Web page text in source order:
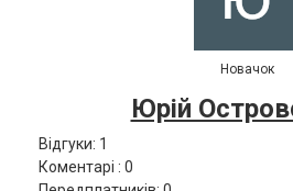
Новачок
Юрій
Відгуки: 1
Коментарі : 0